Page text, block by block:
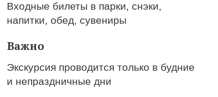
Поможем с покупкой билетов,
любых услуг на Маврикии.
Круглосуточная поддержка.